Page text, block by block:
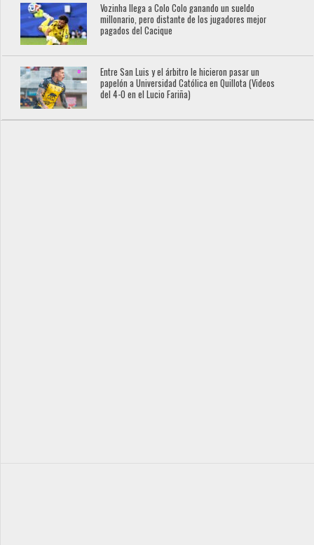
Vozinha llega a Colo Colo ganando un sueldo
millonario, pero distante de los jugadores mejor
pagados del Cacique
Entre San Luis y el árbitro le hicieron pasar un
papelón a Universidad Católica en Quillota (Videos
del 4-0 en el Lucio Fariña)